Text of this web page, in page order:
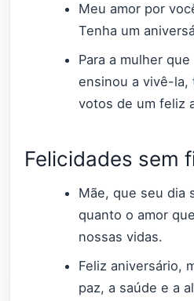
Meu amor por
Tenha um
Para a mulher
ensinou a vivê-la,
votos de um feliz
Felicidades sem
Mãe, que seu dia
quanto o amor
nossas vidas.
Feliz aniversário,
paz, a saúde e a